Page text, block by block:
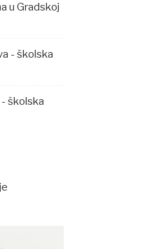
u Gradskoj
- školska
školska